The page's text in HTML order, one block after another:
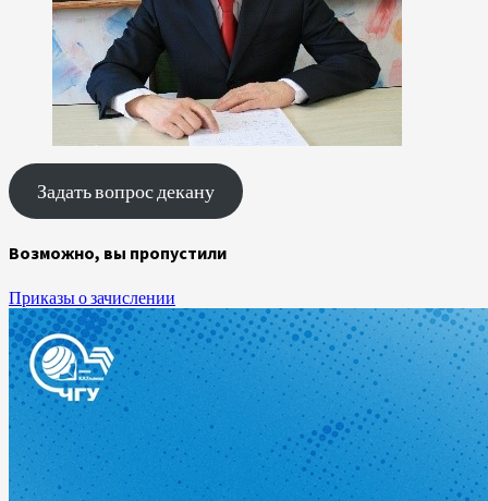
Задать вопрос декану
Возможно, вы пропустили
Приказы о зачислении